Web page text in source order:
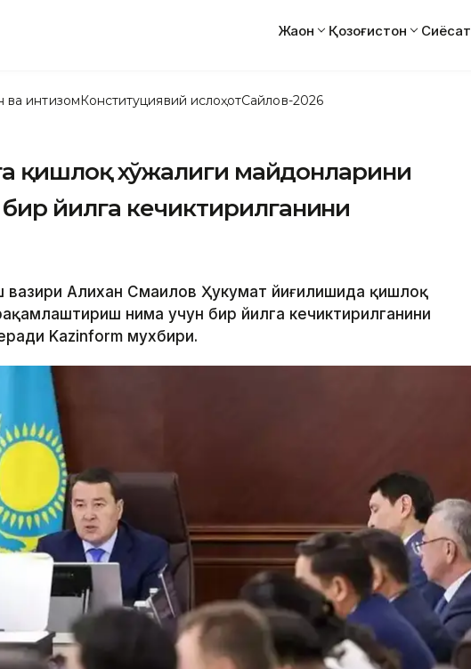
Жаҳон Қозоғистон Сиёсат
ва интизомКонституциявий ислоҳотСайлов-2026
қишлоқ хўжалиги майдонларини
йилга кечиктирилганини
вазири Алихан Смаилов Ҳукумат йиғилишида қишлоқ
нима учун бир йилга кечиктирилганини
Kazinform мухбири.